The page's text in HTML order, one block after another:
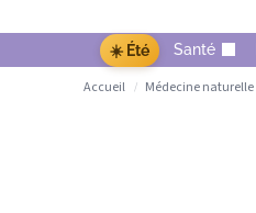
☀️ Été Santé
Accueil / Médecine naturelle